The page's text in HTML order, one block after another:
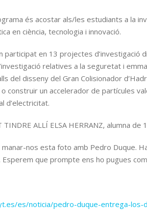
és acostar als/les estudiants a la
en ciència, tecnologia i innovació.
participat en 13 projectes d’investigació
relatives a la seguretat i
del disseny del Gran Colisionador
construir un accelerador de partícules
d’electricitat.
TINDRE ALLÍ ELSA HERRANZ, alumna
manar-nos esta foto amb Pedro Duque.
que prompte ens ho pugues
es/noticia/pedro-duque-entrega-los-